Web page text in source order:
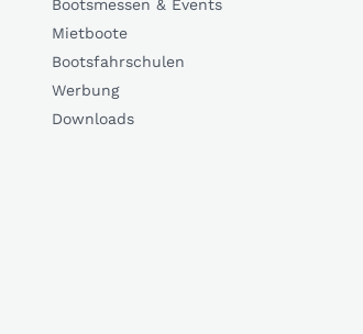
Bootsmessen & Events
Mietboote
Bootsfahrschulen
Werbung
Downloads